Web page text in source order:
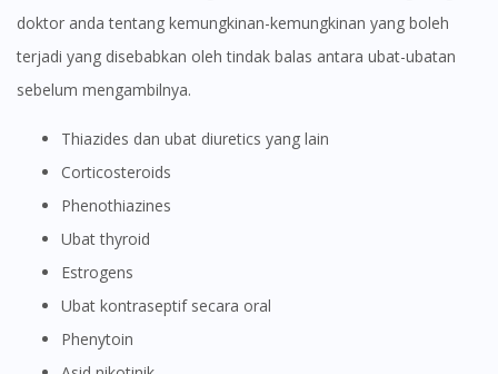
doktor anda tentang kemungkinan-kemungkinan yang boleh
terjadi yang disebabkan oleh tindak balas antara ubat-ubatan
sebelum mengambilnya.
Thiazides dan ubat diuretics yang lain
Corticosteroids
Phenothiazines
Ubat thyroid
Estrogens
Ubat kontraseptif secara oral
Phenytoin